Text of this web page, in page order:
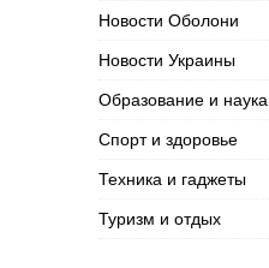
Новости Оболони
Новости Украины
Образование и наука
Спорт и здоровье
Техника и гаджеты
Туризм и отдых